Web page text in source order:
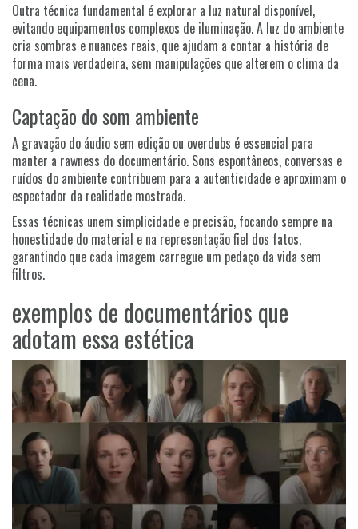
Outra técnica fundamental é explorar a luz natural disponível,
evitando equipamentos complexos de iluminação. A luz do ambiente
cria sombras e nuances reais, que ajudam a contar a história de
forma mais verdadeira, sem manipulações que alterem o clima da
cena.
Captação do som ambiente
A gravação do áudio sem edição ou overdubs é essencial para
manter a rawness do documentário. Sons espontâneos, conversas e
ruídos do ambiente contribuem para a autenticidade e aproximam o
espectador da realidade mostrada.
Essas técnicas unem simplicidade e precisão, focando sempre na
honestidade do material e na representação fiel dos fatos,
garantindo que cada imagem carregue um pedaço da vida sem
filtros.
exemplos de documentários que
adotam essa estética